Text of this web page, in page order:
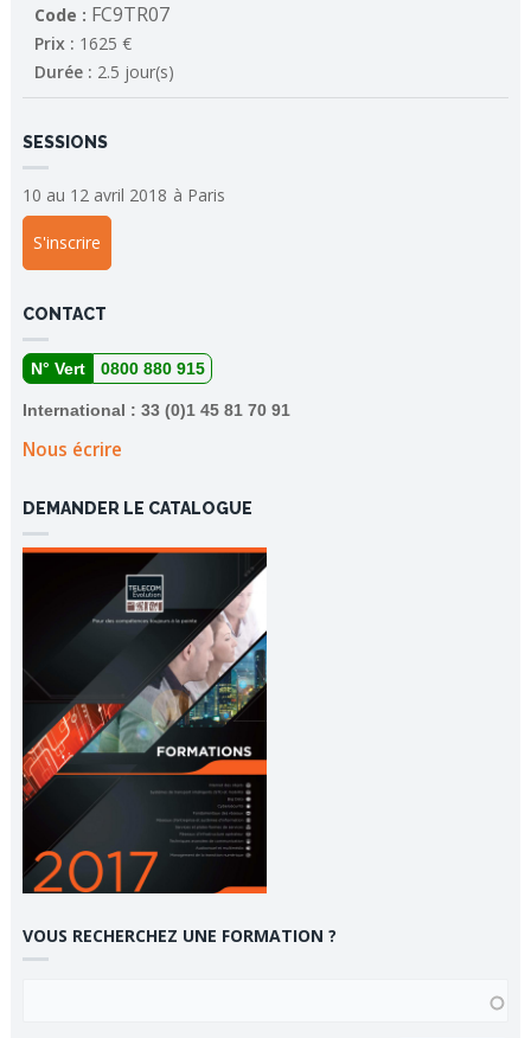
Code : FC9TR07
Prix : 1625 €
Durée : 2.5 jour(s)
SESSIONS
10 au 12 avril 2018 à Paris
S'inscrire
CONTACT
N° Vert 0800 880 915
International : 33 (0)1 45 81 70 91
Nous écrire
DEMANDER LE CATALOGUE
VOUS RECHERCHEZ UNE FORMATION ?